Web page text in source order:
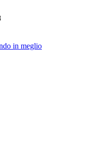
in meglio